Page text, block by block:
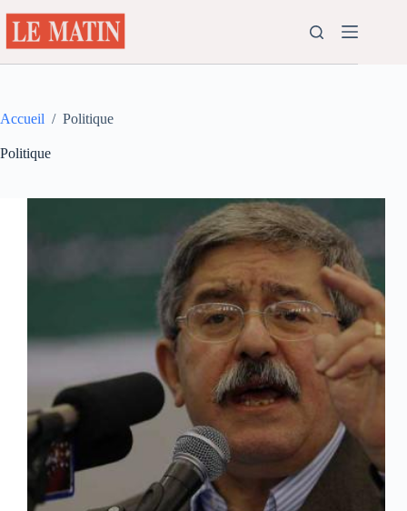
au
contenu
Accueil / Politique
Politique